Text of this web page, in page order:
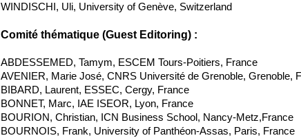
WINDISCHI, Uli, University of Genève, Switzerland
Comité thématique (Guest Editoring) :
ABDESSEMED, Tamym, ESCEM Tours-Poitiers, France
AVENIER, Marie José, CNRS Université de Grenoble, Grenoble,
BIBARD, Laurent, ESSEC, Cergy, France
BONNET, Marc, IAE ISEOR, Lyon, France
BOURION, Christian, ICN Business School, Nancy-Metz,France
BOURNOIS, Frank, University of Panthéon-Assas, Paris, France